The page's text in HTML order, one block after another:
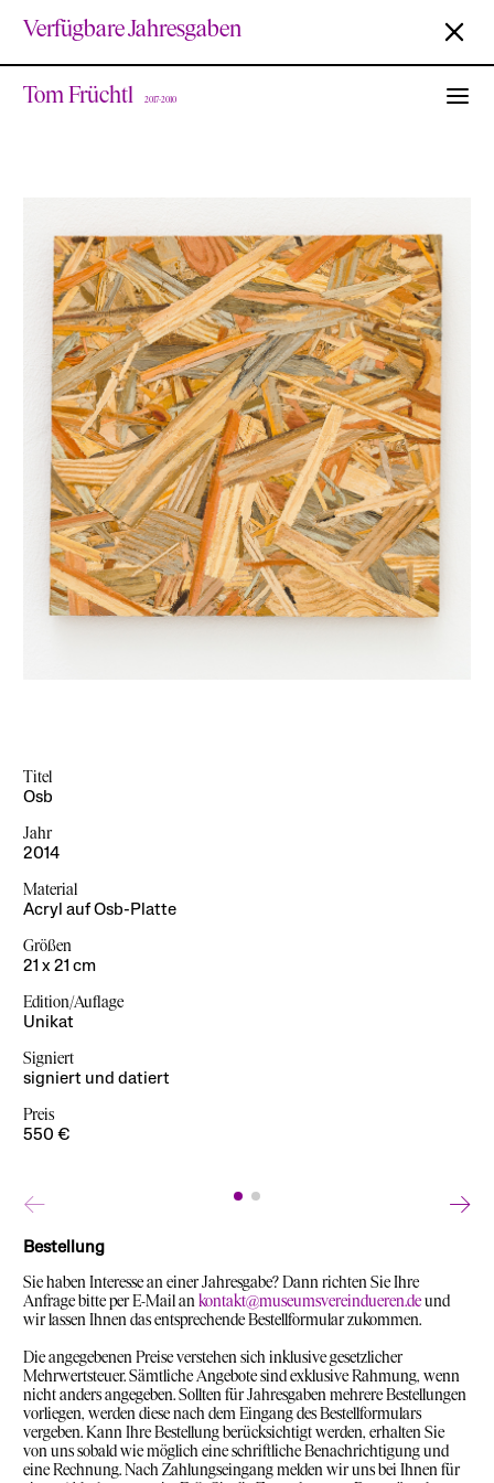
Verfügbare Jahresgaben
Tom Früchtl 2017-2010
Titel
Osb
Jahr
2014
Material
Acryl auf Osb-Platte
Größen
21 x 21 cm
Edition/Auflage
Unikat
Signiert
signiert und datiert
Preis
550 €
Titel
krepp
Jahr
2013
Material
Acryl auf Pappkartin
Größen
22 x 16 cm
Edition/Auflage
Unikat
Preis
550 €
← →
Bestellung
Sie haben Interesse an einer Jahresgabe? Dann richten Sie Ihre
Anfrage bitte per E-Mail an kontakt@museumsvereindueren.de und
wir lassen Ihnen das entsprechende Bestellformular zukommen.
Die angegebenen Preise verstehen sich inklusive gesetzlicher
Mehrwertsteuer. Sämtliche Angebote sind exklusive Rahmung, wenn
nicht anders angegeben. Sollten für Jahresgaben mehrere Bestellungen
vorliegen, werden diese nach dem Eingang des Bestellformulars
vergeben. Kann Ihre Bestellung berücksichtigt werden, erhalten Sie
von uns sobald wie möglich eine schriftliche Benachrichtigung und
eine Rechnung. Nach Zahlungseingang melden wir uns bei Ihnen für